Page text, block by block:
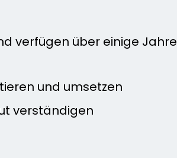
verfügen über einige Jahre
und umsetzen
verständigen